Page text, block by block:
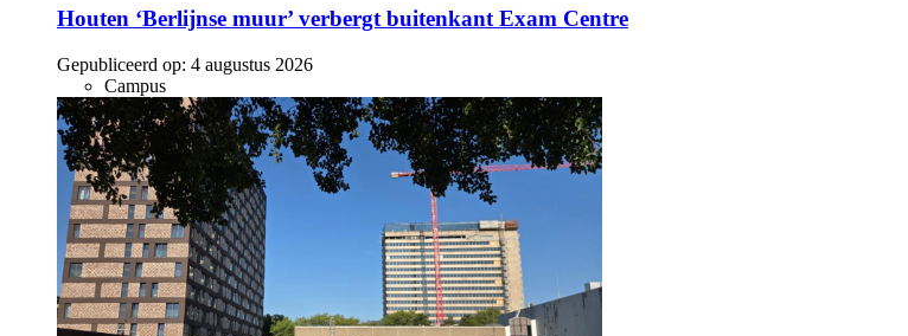
Houten ‘Berlijnse muur’ verbergt buitenkant Exam Centre
Gepubliceerd op: 4 augustus 2026
Campus